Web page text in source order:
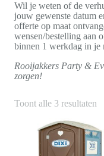
Wil je weten of de
jouw gewenste datum
offerte op maat
wensen/bestelling aan
binnen 1 werkdag in je
Rooijakkers Party &
zorgen!
Toont alle 3 resultaten